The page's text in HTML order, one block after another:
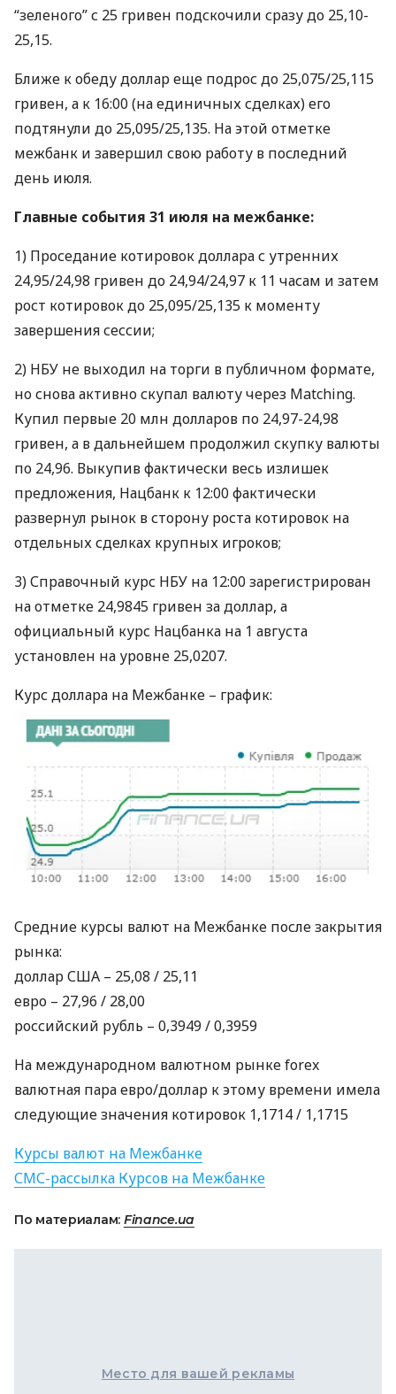
“зеленого” с 25 гривен подскочили сразу до 25,10-
25,15.
Ближе к обеду доллар еще подрос до 25,075/25,115
гривен, а к 16:00 (на единичных сделках) его
подтянули до 25,095/25,135. На этой отметке
межбанк и завершил свою работу в последний
день июля.
Главные события 31 июля на межбанке:
1) Проседание котировок доллара с утренних
24,95/24,98 гривен до 24,94/24,97 к 11 часам и затем
рост котировок до 25,095/25,135 к моменту
завершения сессии;
2) НБУ не выходил на торги в публичном формате,
но снова активно скупал валюту через Matching.
Купил первые 20 млн долларов по 24,97-24,98
гривен, а в дальнейшем продолжил скупку валюты
по 24,96. Выкупив фактически весь излишек
предложения, Нацбанк к 12:00 фактически
развернул рынок в сторону роста котировок на
отдельных сделках крупных игроков;
3) Справочный курс НБУ на 12:00 зарегистрирован
на отметке 24,9845 гривен за доллар, а
официальный курс Нацбанка на 1 августа
установлен на уровне 25,0207.
Курс доллара на Межбанке – график:
Средние курсы валют на Межбанке после закрытия
рынка:
долларСША – 25,08 / 25,11
евро – 27,96 / 28,00
российский рубль – 0,3949 / 0,3959
На международном валютном рынке forex
валютная пара евро/доллар к этому времени имела
следующие значения котировок 1,1714 / 1,1715
Курсы валют на Межбанке
СМС-рассылка Курсов на Межбанке
По материалам: Finance.ua
Место для вашей рекламы